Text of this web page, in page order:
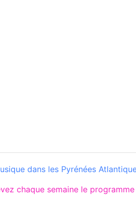
dans les Pyrénées
chaque semaine le